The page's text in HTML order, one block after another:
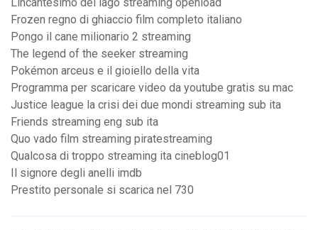
Lincantesimo del lago streaming openload
Frozen regno di ghiaccio film completo italiano
Pongo il cane milionario 2 streaming
The legend of the seeker streaming
Pokémon arceus e il gioiello della vita
Programma per scaricare video da youtube gratis su mac
Justice league la crisi dei due mondi streaming sub ita
Friends streaming eng sub ita
Quo vado film streaming piratestreaming
Qualcosa di troppo streaming ita cineblog01
Il signore degli anelli imdb
Prestito personale si scarica nel 730